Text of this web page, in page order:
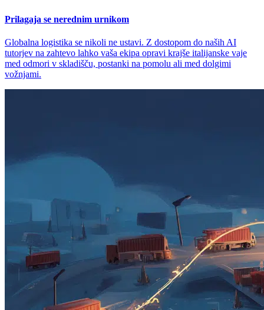
Prilagaja se nerednim urnikom
Globalna logistika se nikoli ne ustavi. Z dostopom do naših AI
tutorjev na zahtevo lahko vaša ekipa opravi krajše italijanske vaje
med odmori v skladišču, postanki na pomolu ali med dolgimi
vožnjami.